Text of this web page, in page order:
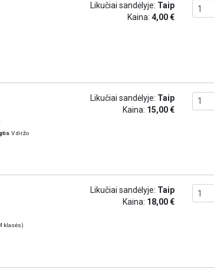
Likučiai sandėlyje: Taip
Kaina: 4,00 €
V diržo
Likučiai sandėlyje: Taip
Kaina: 15,00 €
klasės)
Likučiai sandėlyje: Taip
Kaina: 18,00 €